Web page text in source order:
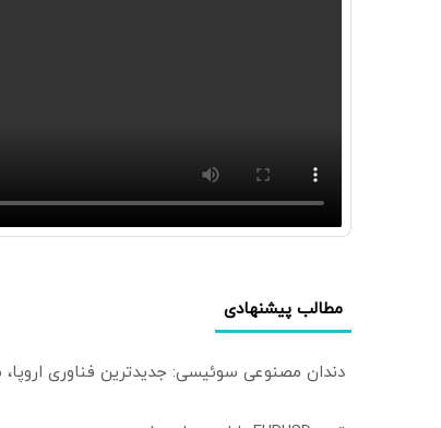
مطالب پیشنهادی
دندان مصنوعی سوئیسی: جدیدترین فناوری